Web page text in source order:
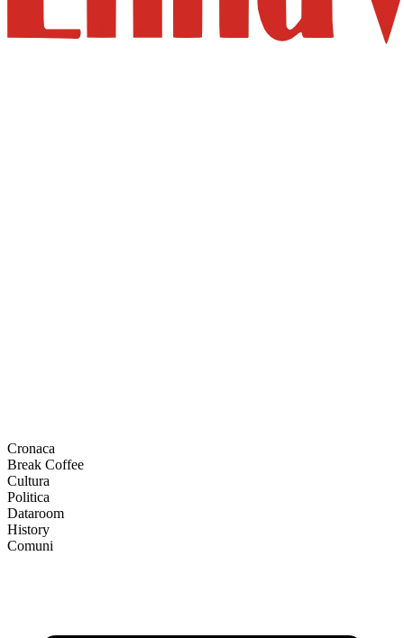
Cronaca
Break Coffee
Cultura
Politica
Dataroom
History
Comuni